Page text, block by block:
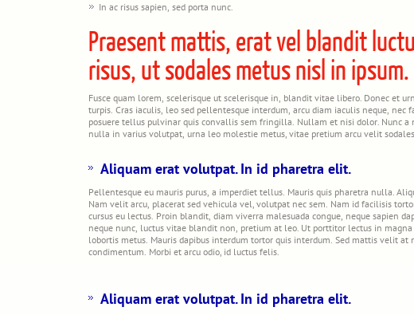
In ac risus sapien, sed porta nunc.
Praesent mattis, erat vel blandit
risus, ut sodales metus nisl in ipsum.
Fusce quam lorem, scelerisque ut scelerisque in, blandit vitae libero. Donec et
turpis. Cras iaculis, leo sed pellentesque interdum, arcu diam iaculis neque, nec
posuere tellus pulvinar quis convallis sem fringilla. Nullam et nisi dolor. Nunc
nulla in varius volutpat, urna leo molestie metus, vitae pretium arcu velit
Aliquam erat volutpat. In id pharetra elit.
Pellentesque eu mauris purus, a imperdiet tellus. Mauris quis pharetra nulla.
Nam velit arcu, placerat sed vehicula vel, volutpat nec sem. Nam id facilisis
cursus eu lectus. Proin blandit, diam viverra malesuada congue, neque sapien
neque nunc, luctus vitae blandit non, pretium at leo. Ut porttitor lectus in
lobortis metus. Mauris dapibus interdum tortor quis interdum. Sed mattis velit at
condimentum. Morbi et arcu odio, id luctus felis.
Aliquam erat volutpat. In id pharetra elit.